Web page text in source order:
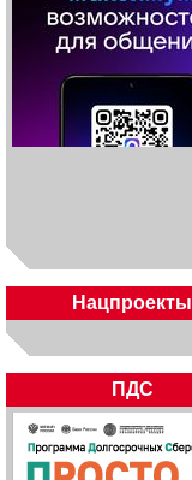
Нацпроекты
ПДС